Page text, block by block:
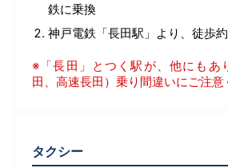
鉄に乗換
神戸電鉄「長田駅」より、徒歩
※「長田」とつく駅が、他にもあ
田、高速長田）乗り間違いにご注意
タクシー